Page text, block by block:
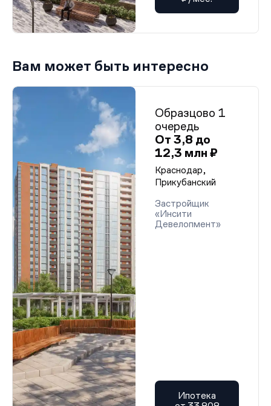
Вам может быть интересно
Образцово 1
очередь
От 3,8 до
12,3 млн ₽
Краснодар,
Прикубанский
Застройщик
«Инсити
Девелопмент»
Ипотека